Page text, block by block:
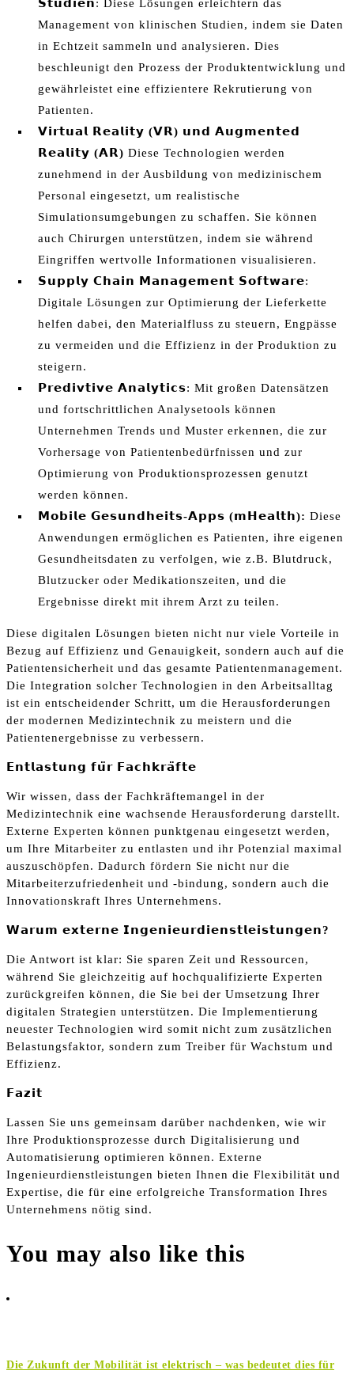
𝗦𝘁𝘂𝗱𝗶𝗲𝗻: Diese Lösungen erleichtern das
Management von klinischen Studien, indem sie Daten
in Echtzeit sammeln und analysieren. Dies
beschleunigt den Prozess der Produktentwicklung und
gewährleistet eine effizientere Rekrutierung von
Patienten.
𝗩𝗶𝗿𝘁𝘂𝗮𝗹 𝗥𝗲𝗮𝗹𝗶𝘁𝘆 (𝗩𝗥) 𝘂𝗻𝗱 𝗔𝘂𝗴𝗺𝗲𝗻𝘁𝗲𝗱
𝗥𝗲𝗮𝗹𝗶𝘁𝘆 (𝗔𝗥) Diese Technologien werden
zunehmend in der Ausbildung von medizinischem
Personal eingesetzt, um realistische
Simulationsumgebungen zu schaffen. Sie können
auch Chirurgen unterstützen, indem sie während
Eingriffen wertvolle Informationen visualisieren.
𝗦𝘂𝗽𝗽𝗹𝘆 𝗖𝗵𝗮𝗶𝗻 𝗠𝗮𝗻𝗮𝗴𝗲𝗺𝗲𝗻𝘁 𝗦𝗼𝗳𝘁𝘄𝗮𝗿𝗲:
Digitale Lösungen zur Optimierung der Lieferkette
helfen dabei, den Materialfluss zu steuern, Engpässe
zu vermeiden und die Effizienz in der Produktion zu
steigern.
𝗣𝗿𝗲𝗱𝗶𝘃𝘁𝗶𝘃𝗲 𝗔𝗻𝗮𝗹𝘆𝘁𝗶𝗰𝘀: Mit großen Datensätzen
und fortschrittlichen Analysetools können
Unternehmen Trends und Muster erkennen, die zur
Vorhersage von Patientenbedürfnissen und zur
Optimierung von Produktionsprozessen genutzt
werden können.
𝗠𝗼𝗯𝗶𝗹𝗲 𝗚𝗲𝘀𝘂𝗻𝗱𝗵𝗲𝗶𝘁𝘀-𝗔𝗽𝗽𝘀 (𝗺𝗛𝗲𝗮𝗹𝘁𝗵): Diese
Anwendungen ermöglichen es Patienten, ihre eigenen
Gesundheitsdaten zu verfolgen, wie z.B. Blutdruck,
Blutzucker oder Medikationszeiten, und die
Ergebnisse direkt mit ihrem Arzt zu teilen.
Diese digitalen Lösungen bieten nicht nur viele Vorteile in
Bezug auf Effizienz und Genauigkeit, sondern auch auf die
Patientensicherheit und das gesamte Patientenmanagement.
Die Integration solcher Technologien in den Arbeitsalltag
ist ein entscheidender Schritt, um die Herausforderungen
der modernen Medizintechnik zu meistern und die
Patientenergebnisse zu verbessern.
𝗘𝗻𝘁𝗹𝗮𝘀𝘁𝘂𝗻𝗴 𝗳𝘂𝗿 𝗙𝗮𝗰𝗵𝗸𝗿𝗮̈𝗳𝘁𝗲
Wir wissen, dass der Fachkräftemangel in der
Medizintechnik eine wachsende Herausforderung darstellt.
Externe Experten können punktgenau eingesetzt werden,
um Ihre Mitarbeiter zu entlasten und ihr Potenzial maximal
auszuschöpfen. Dadurch fördern Sie nicht nur die
Mitarbeiterzufriedenheit und -bindung, sondern auch die
Innovationskraft Ihres Unternehmens.
𝗪𝗮𝗿𝘂𝗺 𝗲𝘅𝘁𝗲𝗿𝗻𝗲 𝗜𝗻𝗴𝗲𝗻𝗶𝗲𝘂𝗿𝗱𝗶𝗲𝗻𝘀𝘁𝗹𝗲𝗶𝘀𝘁𝘂𝗻𝗴𝗲𝗻?
Die Antwort ist klar: Sie sparen Zeit und Ressourcen,
während Sie gleichzeitig auf hochqualifizierte Experten
zurückgreifen können, die Sie bei der Umsetzung Ihrer
digitalen Strategien unterstützen. Die Implementierung
neuester Technologien wird somit nicht zum zusätzlichen
Belastungsfaktor, sondern zum Treiber für Wachstum und
Effizienz.
𝗙𝗮𝘇𝗶𝘁
Lassen Sie uns gemeinsam darüber nachdenken, wie wir
Ihre Produktionsprozesse durch Digitalisierung und
Automatisierung optimieren können. Externe
Ingenieurdienstleistungen bieten Ihnen die Flexibilität und
Expertise, die für eine erfolgreiche Transformation Ihres
Unternehmens nötig sind.
You may also like this
Die Zukunft der Mobilität ist elektrisch – was bedeutet dies für